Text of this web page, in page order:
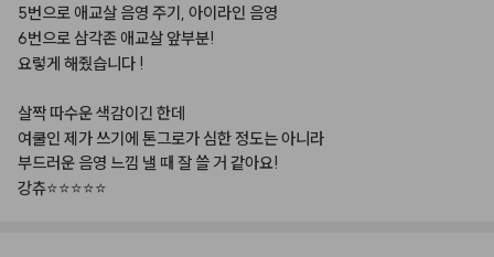
5번으로 애교살 음영 주기, 아이라인 음영
6번으로 삼각존 애교살앞부분!
요렇게 해줬습니다 !
살짝 따수운색감이긴 한데
여쿨인 제가 쓰기에 톤그로가 심한 정도는아니라
부드러운 음영 느낌 낼 때 잘 쓸 거 같아요!
강츄⭐️⭐️⭐️⭐️⭐️